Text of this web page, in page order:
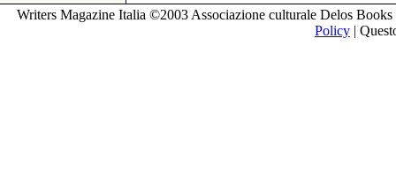
Writers Magazine Italia ©2003 Associazione culturale Delos
Policy |